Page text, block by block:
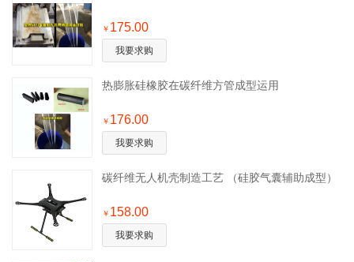
￥ 175.00
我要求购
热膨胀硅橡胶在碳纤维方管成型运用
￥ 176.00
我要求购
碳纤维无人机壳制造工艺 （硅胶气囊辅助成型）
￥ 158.00
我要求购